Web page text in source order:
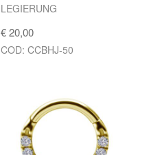
LEGIERUNG
€ 20,00
COD: CCBHJ-50